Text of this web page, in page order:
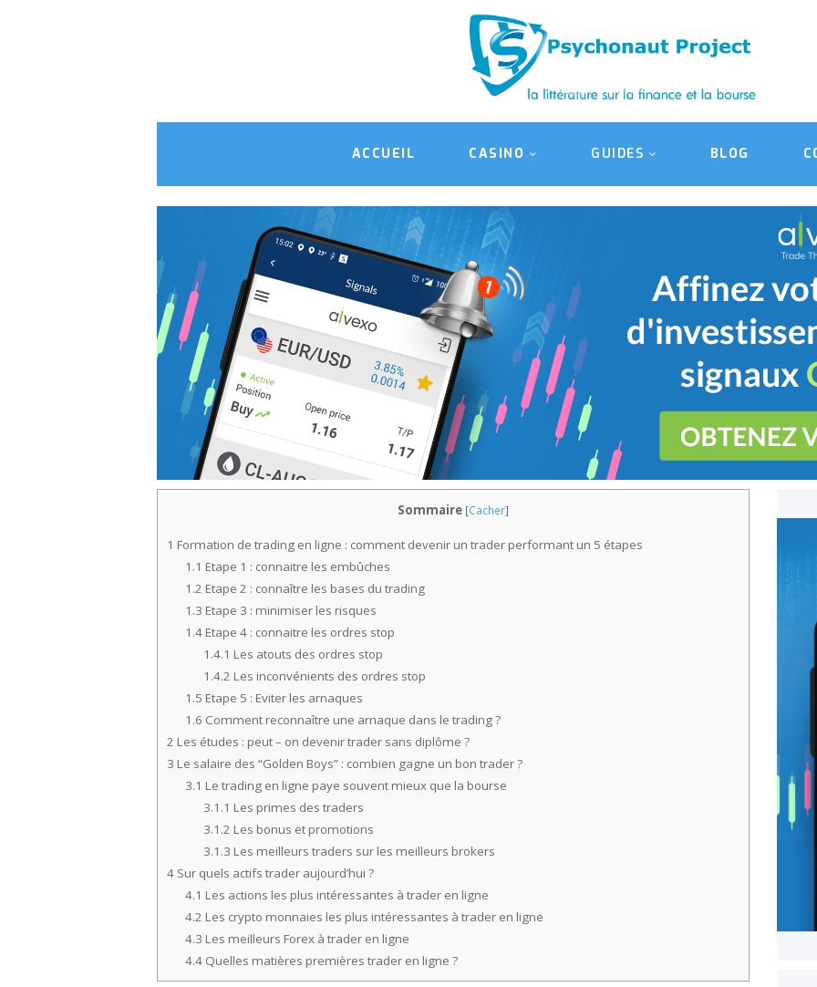
ACCUEIL CASINO GUIDES BLOG
ACCUEIL
CASINO
GUIDES
BLOG
CONTACT
Sommaire [Cacher]
1 Formation de trading en ligne : comment devenir un trader performant un 5 étapes
1.1 Etape 1 : connaitre les embûches
1.2 Etape 2 : connaître les bases du trading
1.3 Etape 3 : minimiser les risques
1.4Etape 4 : connaitre les ordres stop
1.4.1 Les atouts des ordres stop
1.4.2 Les inconvénients des ordres stop
1.5 Etape 5 : Eviter les arnaques
1.6 Comment reconnaître une arnaque dans le trading ?
2 Les études : peut – on devenir trader sans diplôme ?
3 Le salaire des “Golden Boys” : combien gagne un bon trader ?
3.1 Le trading en ligne paye souvent mieux que la bourse
3.1.1 Les primes des traders
3.1.2 Les bonus et promotions
3.1.3 Les meilleurs traders sur les meilleurs brokers
4 Sur quels actifs trader aujourd’hui ?
4.1 Les actions les plus intéressantes à trader en ligne
4.2 Les crypto monnaies les plus intéressantes à trader en ligne
4.3 Les meilleurs Forex à trader en ligne
4.4Quelles matières premières trader en ligne ?